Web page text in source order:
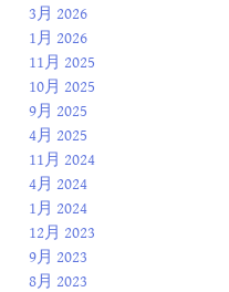
3月 2026
1月 2026
11月 2025
10月 2025
9月 2025
4月 2025
11月 2024
4月 2024
1月 2024
12月 2023
9月 2023
8月 2023